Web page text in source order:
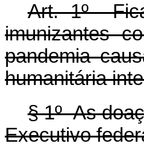
Art. 1º
imunizantes
pandemia
humanitária
§ 1º As
Executivo